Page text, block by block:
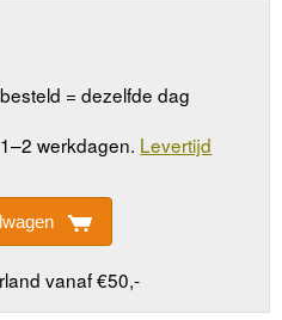
= dezelfde dag
werkdagen. Levertijd
vanaf €50,-